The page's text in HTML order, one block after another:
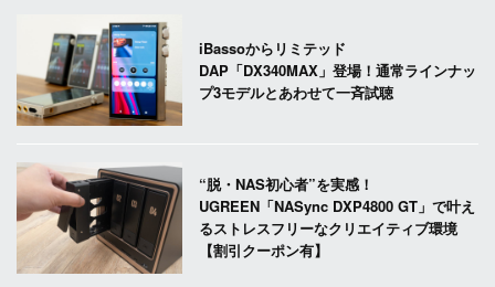
iBassoからリミテッド
DAP「DX340MAX」登場！通常ラインナッ
プ3モデルとあわせて一斉試聴
“脱・NAS初心者”を実感！
UGREEN「NASync DXP4800 GT」で叶え
るストレスフリーなクリエイティブ環境
【割引クーポン有】